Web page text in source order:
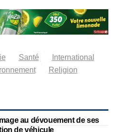
Santé
International
Religion
au dévouement de ses
de véhicule